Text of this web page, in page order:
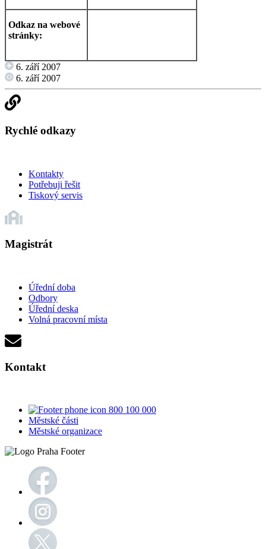
Odkaz na webové
stránky:
6. září 2007
6. září 2007
Rychlé odkazy
Kontakty
Potřebuji řešit
Tiskový servis
Magistrát
Úřední doba
Odbory
Úřední deska
Volná pracovní místa
Kontakt
800 100 000
Městské části
Městské organizace